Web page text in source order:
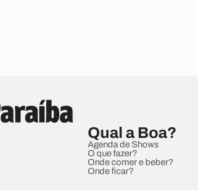
Qual a Boa?
Agenda de Shows
O que fazer?
Onde comer e beber?
Onde ficar?